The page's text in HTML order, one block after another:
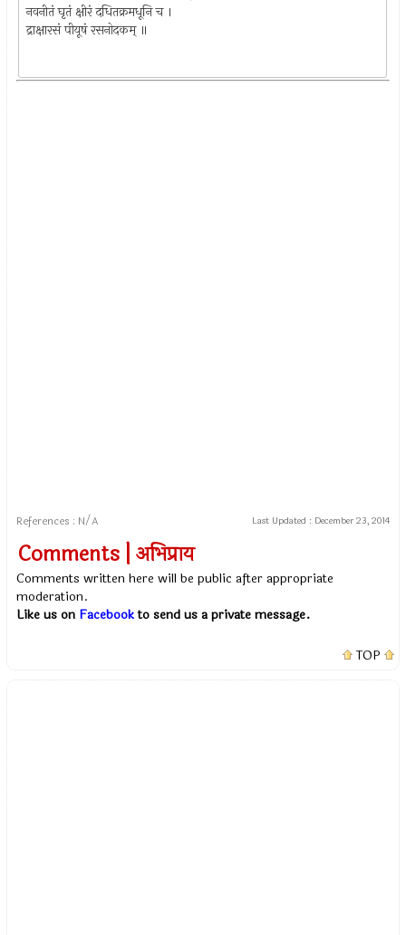
नवनीतं घृतं क्षीरं दधितक्रमधूनि च ।
द्राक्षारसं पीयूषं रसनोदकम् ॥
References : N/A Last Updated : December 23, 2014
Comments | अभिप्राय
Comments written here will be public after appropriate
moderation.
Like us on Facebookto send us a private message.
TOP